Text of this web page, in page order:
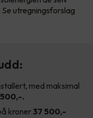
utregningsforslag
med maksimal
.
kroner37 500,-